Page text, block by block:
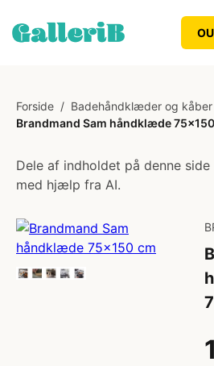
Forside / Badehåndklæder og kåber
Brandmand Sam håndklæde
Dele af indholdet på denne
med hjælp fra AI.